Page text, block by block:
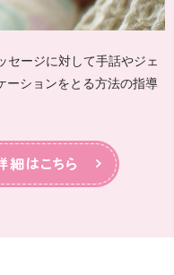
セージに対して手話やジェ
ーションをとる方法の指導